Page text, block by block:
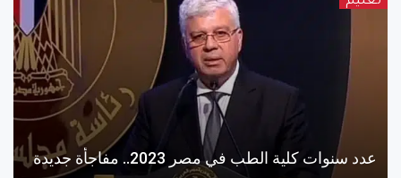
عدد سنوات كلية الطب في مصر 2023.. مفاجأة جديدة